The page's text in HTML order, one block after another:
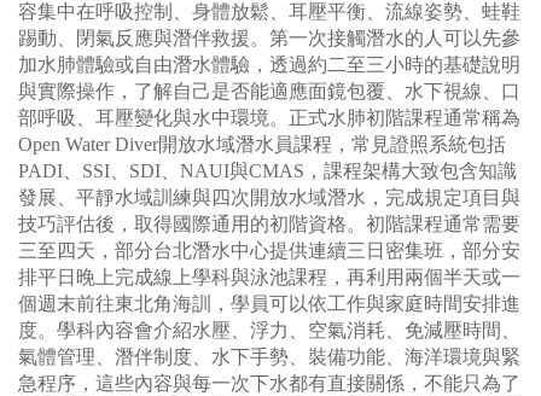
容集中在呼吸控制、身體放鬆、耳壓平衡、流線姿勢、蛙鞋
踢動、閉氣反應與潛伴救援。第一次接觸潛水的人可以先參
加水肺體驗或自由潛水體驗，透過約二至三小時的基礎說明
與實際操作，了解自己是否能適應面鏡包覆、水下視線、口
部呼吸、耳壓變化與水中環境。正式水肺初階課程通常稱為
Open Water Diver開放水域潛水員課程，常見證照系統包括
PADI、SSI、SDI、NAUI與CMAS，課程架構大致包含知識
發展、平靜水域訓練與四次開放水域潛水，完成規定項目與
技巧評估後，取得國際通用的初階資格。初階課程通常需要
三至四天，部分台北潛水中心提供連續三日密集班，部分安
排平日晚上完成線上學科與泳池課程，再利用兩個半天或一
個週末前往東北角海訓，學員可以依工作與家庭時間安排進
度。學科內容會介紹水壓、浮力、空氣消耗、免減壓時間、
氣體管理、潛伴制度、水下手勢、裝備功能、海洋環境與緊
急程序，這些內容與每一次下水都有直接關係，不能只為了